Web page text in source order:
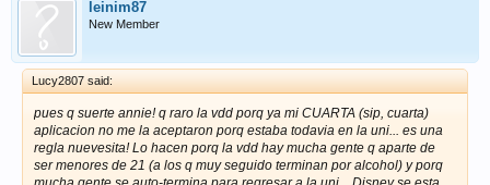
leinim87
New Member
Lucy2807 said:
pues q suerte annie! q raro la vdd porq ya mi CUARTA (sip, cuarta)
aplicacion no me la aceptaron porq estaba todavia en la uni... es una
regla nuevesita! Lo hacen porq la vdd hay mucha gente q aparte de
ser menores de 21 (a los q muy seguido terminan por alcohol) y porq